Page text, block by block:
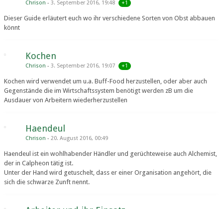
Chrison 3. September 2016, 19:48 +1
Dieser Guide erläutert euch wo ihr verschiedene Sorten von Obst abbauen
könnt
Kochen
Chrison 3. September 2016, 19:07 +1
Kochen wird verwendet um u.a. Buff-Food herzustellen, oder aber auch
Gegenstände die im Wirtschaftssystem benötigt werden zB um die
Ausdauer von Arbeitern wiederherzustellen
Haendeul
Chrison 20. August 2016, 00:49
Haendeul ist ein wohlhabender Händler und gerüchteweise auch Alchemist,
der in Calpheon tätig ist.
Unter der Hand wird getuschelt, dass er einer Organisation angehört, die
sich die schwarze Zunft nennt.